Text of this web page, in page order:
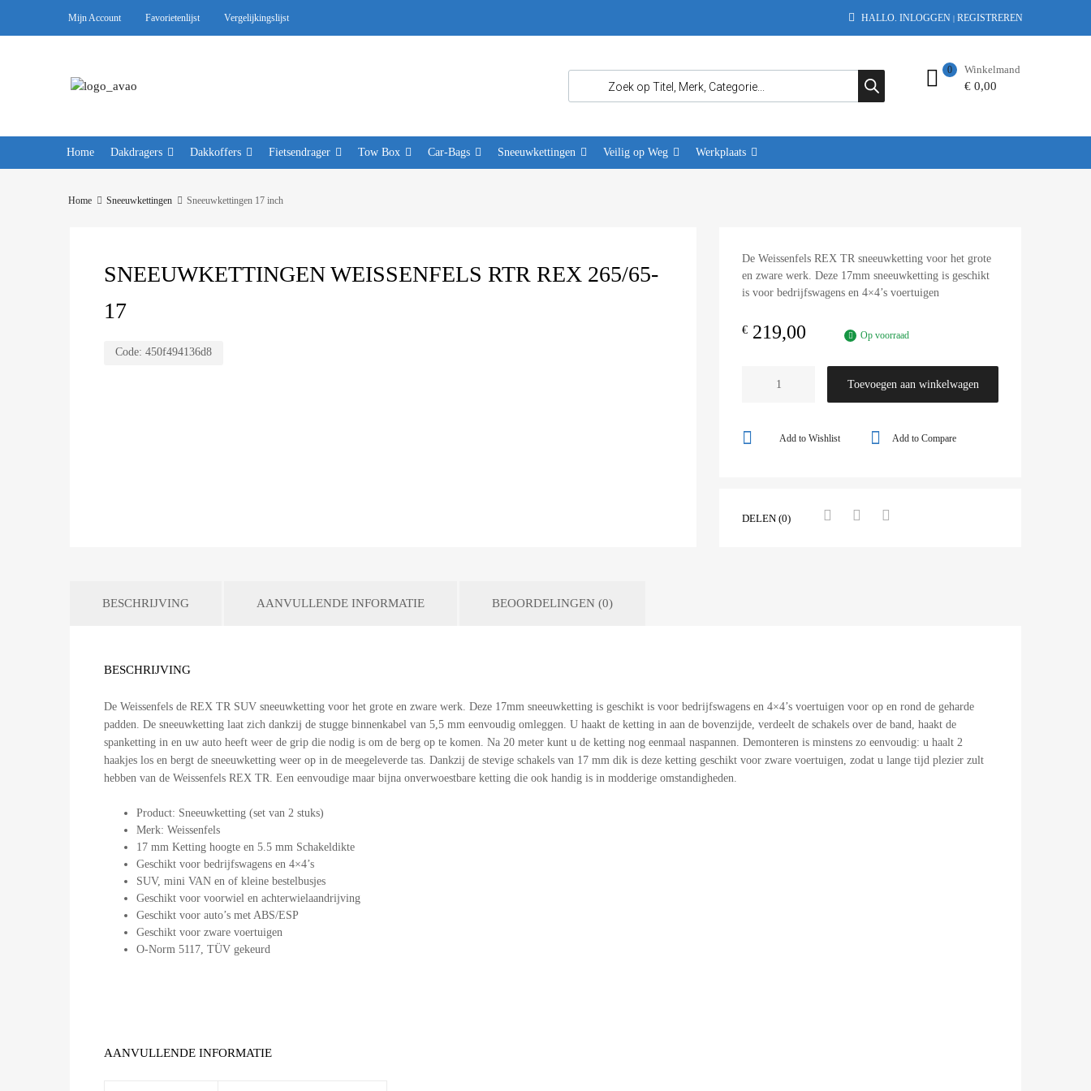
Mijn Account Favorietenlijst Vergelijkingslijst HALLO. INLOGGEN | REGISTREREN
Winkelmand
€ 0,00
0
Home Dakdragers Dakkoffers Fietsendrager Tow Box Car-Bags Sneeuwkettingen Veilig op Weg Werkplaats
Home Sneeuwkettingen Sneeuwkettingen 17 inch
SNEEUWKETTINGEN WEISSENFELS RTR REX 265/65-
17
Code: 450f494136d8
De Weissenfels REX TR sneeuwketting voor het grote
en zware werk. Deze 17mm sneeuwketting is geschikt
is voor bedrijfswagens en 4×4’s voertuigen
€ 219,00 Op voorraad
Toevoegen aan winkelwagen
Add to Compare
Add to Wishlist
DELEN (0)
BESCHRIJVING AANVULLENDE INFORMATIE BEOORDELINGEN (0)
BESCHRIJVING
De Weissenfels de REX TR SUV sneeuwketting voor het grote en zware werk. Deze 17mm sneeuwketting is geschikt is voor bedrijfswagens en 4×4’s voertuigen voor op en rond de geharde
padden. De sneeuwketting laat zich dankzij de stugge binnenkabel van 5,5 mm eenvoudig omleggen. U haakt de ketting in aan de bovenzijde, verdeelt de schakels over de band, haakt de
spanketting in en uw auto heeft weer de grip die nodig is om de berg op te komen. Na 20 meter kunt u de ketting nog eenmaal naspannen. Demonteren is minstens zo eenvoudig: u haalt 2
haakjes los en bergt de sneeuwketting weer op in de meegeleverde tas. Dankzij de stevige schakels van 17 mm dik is deze ketting geschikt voor zware voertuigen, zodat u lange tijd plezier zult
hebben van de Weissenfels REX TR. Een eenvoudige maar bijna onverwoestbare ketting die ook handig is in modderige omstandigheden.
Product: Sneeuwketting (set van 2 stuks)
Merk: Weissenfels
17 mm Ketting hoogte en 5.5 mm Schakeldikte
Geschikt voor bedrijfswagens en 4×4’s
SUV, mini VAN en of kleine bestelbusjes
Geschikt voor voorwiel en achterwielaandrijving
Geschikt voor auto’s met ABS/ESP
Geschikt voor zware voertuigen
O-Norm 5117, TÜV gekeurd
AANVULLENDE INFORMATIE